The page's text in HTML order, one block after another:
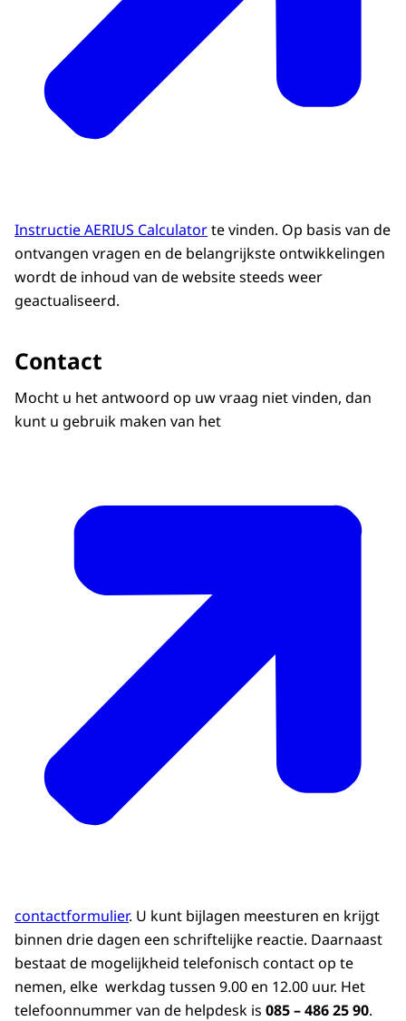
Instructie AERIUS Calculatorte vinden. Op basis van de
ontvangen vragen en de belangrijkste ontwikkelingen
wordt de inhoud van de website steeds weer
geactualiseerd.
Contact
Mocht u het antwoord op uw vraag niet vinden, dan
kunt u gebruik maken van het
contactformulier. U kunt bijlagen meesturen en krijgt
binnen drie dagen een schriftelijke reactie. Daarnaast
bestaat de mogelijkheid telefonisch contact op te
nemen, elke werkdag tussen 9.00 en 12.00 uur. Het
telefoonnummer van de helpdesk is 085 – 486 25 90.